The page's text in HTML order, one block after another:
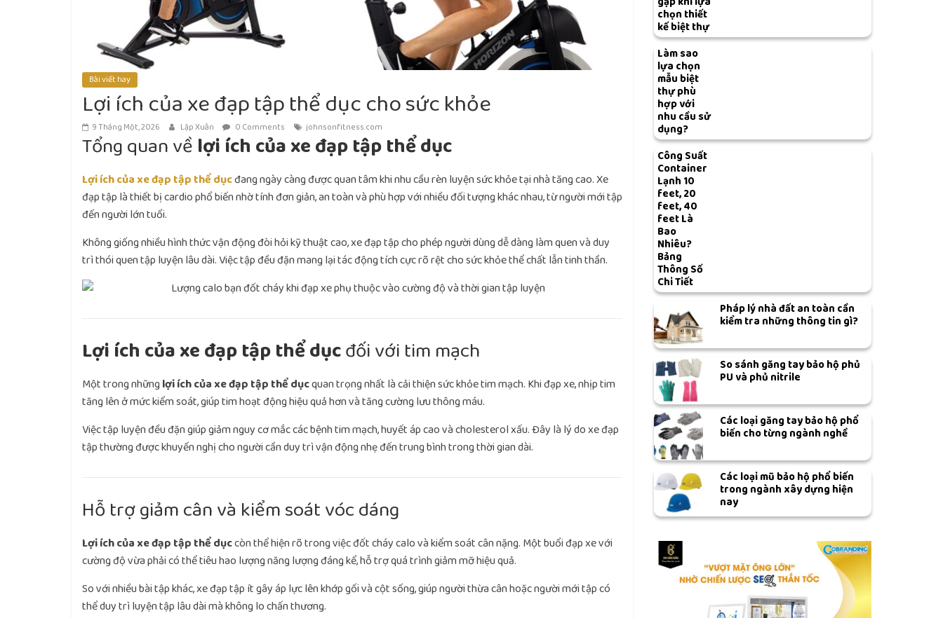
Bài viết hay
Lợi ích của xe đạp tập thể dục cho sức khỏe
9 Tháng Một, 2026 Lập Xuân 0 Comments johnsonfitness.com
Tổng quan về lợi ích của xe đạp tập thể dục
Lợi ích của xe đạp tập thể dụcđang ngày càng được quan tâm khi nhu cầu rèn luyện sức khỏe tại nhà tăng cao. Xe
đạp tập là thiết bị cardio phổ biến nhờ tính đơn giản, an toàn và phù hợp với nhiều đối tượng khác nhau, từ người mới tập
đến người lớn tuổi.
Không giống nhiều hình thức vận động đòi hỏi kỹ thuật cao, xe đạp tập cho phép người dùng dễ dàng làm quen và duy
trì thói quen tập luyện lâu dài. Việc tập đều đặn mang lại tác động tích cực rõ rệt cho sức khỏe thể chất lẫn tinh thần.
Lợi ích của xe đạp tập thể dụcđối với tim mạch
Một trong nhữnglợi ích của xe đạp tập thể dụcquan trọng nhất là cải thiện sức khỏe tim mạch. Khi đạp xe, nhịp tim
tăng lên ở mức kiểm soát, giúp tim hoạt động hiệu quả hơn và tăng cường lưu thông máu.
Việc tập luyện đều đặn giúp giảm nguy cơ mắc các bệnh tim mạch, huyết áp cao và cholesterol xấu. Đây là lý do xe đạp
tập thường được khuyến nghị cho người cần duy trì vận động nhẹ đến trung bình trong thời gian dài.
Hỗ trợ giảm cân và kiểm soát vóc dáng
Lợi ích của xe đạp tập thể dụccòn thể hiện rõ trong việc đốt cháy calo và kiểm soát cân nặng. Một buổi đạp xe với
cường độ vừa phải có thể tiêu hao lượng năng lượng đáng kể, hỗ trợ quá trình giảm mỡ hiệu quả.
So với nhiều bài tập khác, xe đạp tập ít gây áp lực lên khớp gối và cột sống, giúp người thừa cân hoặc người mới tập có
thể duy trì luyện tập lâu dài mà không lo chấn thương.
chọn thiết
kế biệt thự
Làm sao
lựa chọn
mẫu biệt
thự phù
hợp với
nhu cầu sử
dụng?
Công Suất
Container
Lạnh 10
feet, 20
feet, 40
feet Là
Bao
Nhiêu?
Bảng
Thông Số
Chi Tiết
Pháp lý nhà đất an toàn cần
kiểm tra những thông tin gì?
So sánh găng tay bảo hộ phủ
PU và phủ nitrile
Các loại găng tay bảo hộ phổ
biến cho từng ngành nghề
Các loại mũ bảo hộ phổ biến
trong ngành xây dựng hiện
nay